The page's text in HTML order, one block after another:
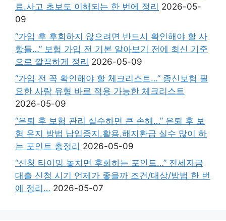
료.사고 초보도 이해되는 한 번에 정리 2026-05-
09
“가입 후 후회하지 않으려면 반드시 확인해야 할 사
항들…” 보험 가입 전 기본 알아보기 전에 최신 기준
으로 깔끔하게 정리 2026-05-09
“가입 전 꼭 확인해야 할 체크리스트…” 종신보험 필
요한 사람 유형 바로 적용 가능한 체크리스트
2026-05-09
“은퇴 후 보험 관리 실수하면 큰 손해…” 은퇴 후 보
험 유지 방법 납입중지.활용.해지환급 실수 많이 하
는 포인트 총정리 2026-05-09
“신청 타이밍 놓치면 후회하는 포인트…” 전세자금
대출 신청 시기 언제가 좋을까 조건/대상/방법 한 번
에 정리… 2026-05-07